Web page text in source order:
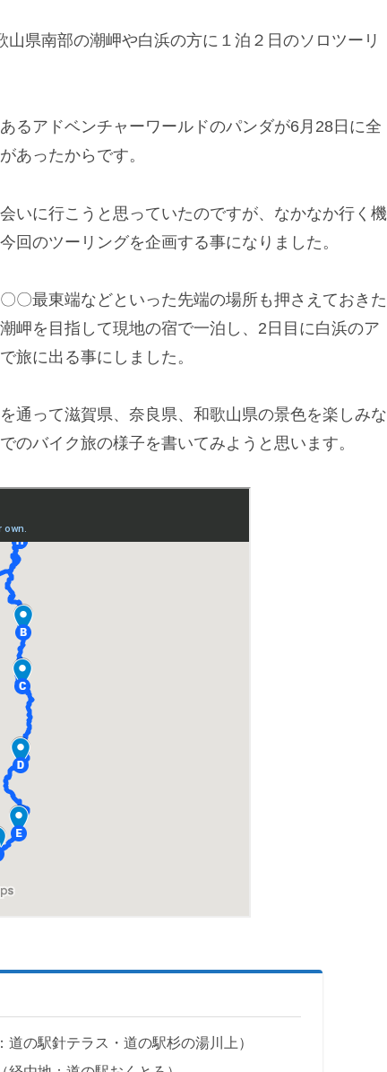
県南部の潮岬や白浜の方に１泊２日のソロツーリ
るアドベンチャーワールドのパンダが6月28日に全
あったからです。
いに行こうと思っていたのですが、なかなか行く機
回のツーリングを企画する事になりました。
〇最東端などといった先端の場所も押さえておきた
岬を目指して現地の宿で一泊し、2日目に白浜のア
旅に出る事にしました。
通って滋賀県、奈良県、和歌山県の景色を楽しみな
のバイク旅の様子を書いてみようと思います。
の駅針テラス・道の駅杉の湯川上）